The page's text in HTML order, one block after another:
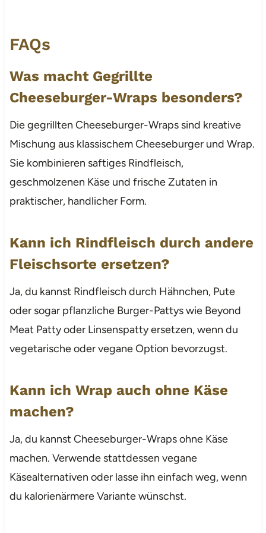
FAQs
Was macht Gegrillte
Cheeseburger-Wraps besonders?
Die gegrillten Cheeseburger-Wraps sind kreative
Mischung aus klassischem Cheeseburger und Wrap.
Sie kombinieren saftiges Rindfleisch,
geschmolzenen Käse und frische Zutaten in
praktischer, handlicher Form.
Kann ich Rindfleisch durch andere
Fleischsorte ersetzen?
Ja, du kannst Rindfleisch durch Hähnchen, Pute
oder sogar pflanzliche Burger-Pattys wie Beyond
Meat Patty oder Linsenspatty ersetzen, wenn du
vegetarische oder vegane Option bevorzugst.
Kann ich Wrap auch ohne Käse
machen?
Ja, du kannst Cheeseburger-Wraps ohne Käse
machen. Verwende stattdessen vegane
Käsealternativen oder lasse ihn einfach weg, wenn
du kalorienärmere Variante wünschst.